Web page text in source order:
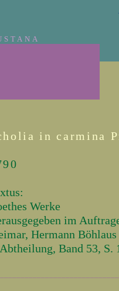
in carmina
Werke
im
Hermann
Band 53,